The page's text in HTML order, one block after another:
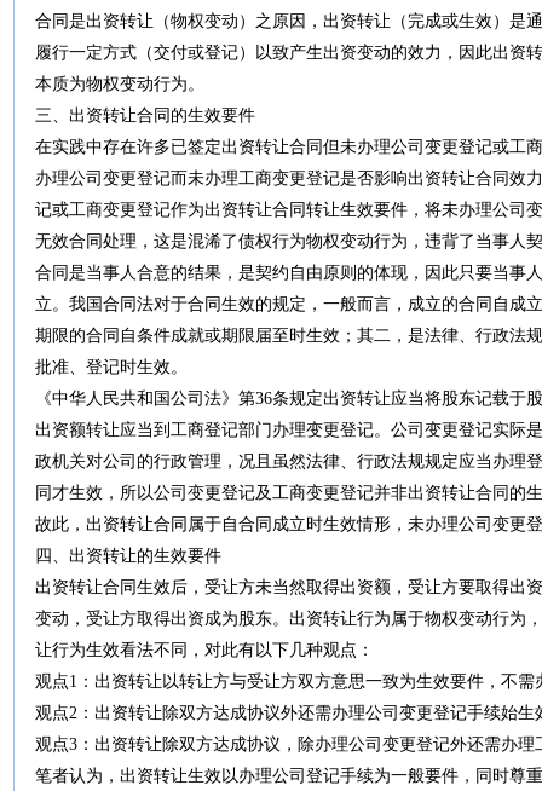
合同是出资转让（物权变动）之原因，出资转让（完成或生效）是
履行一定方式（交付或登记）以致产生出资变动的效力，因此出资
本质为物权变动行为。
三、出资转让合同的生效要件
在实践中存在许多已签定出资转让合同但未办理公司变更登记或工
办理公司变更登记而未办理工商变更登记是否影响出资转让合同效
记或工商变更登记作为出资转让合同转让生效要件，将未办理公司
无效合同处理，这是混浠了债权行为物权变动行为，违背了当事人
合同是当事人合意的结果，是契约自由原则的体现，因此只要当事
立。我国合同法对于合同生效的规定，一般而言，成立的合同自成
期限的合同自条件成就或期限届至时生效；其二，是法律、行政法
批准、登记时生效。
《中华人民共和国公司法》第36条规定出资转让应当将股东记载于
出资额转让应当到工商登记部门办理变更登记。公司变更登记实际
政机关对公司的行政管理，况且虽然法律、行政法规规定应当办理
同才生效，所以公司变更登记及工商变更登记并非出资转让合同的
故此，出资转让合同属于自合同成立时生效情形，未办理公司变更
四、出资转让的生效要件
出资转让合同生效后，受让方未当然取得出资额，受让方要取得出
变动，受让方取得出资成为股东。出资转让行为属于物权变动行为
让行为生效看法不同，对此有以下几种观点：
观点1：出资转让以转让方与受让方双方意思一致为生效要件，不需
观点2：出资转让除双方达成协议外还需办理公司变更登记手续始生
观点3：出资转让除双方达成协议，除办理公司变更登记外还需办
笔者认为，出资转让生效以办理公司登记手续为一般要件，同时尊